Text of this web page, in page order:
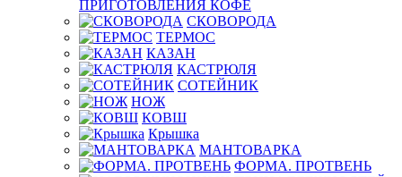
ПРИГОТОВЛЕНИЯ КОФЕ
СКОВОРОДА
ТЕРМОС
КАЗАН
КАСТРЮЛЯ
СОТЕЙНИК
НОЖ
КОВШ
Крышка
МАНТОВАРКА
ФОРМА. ПРОТВЕНЬ